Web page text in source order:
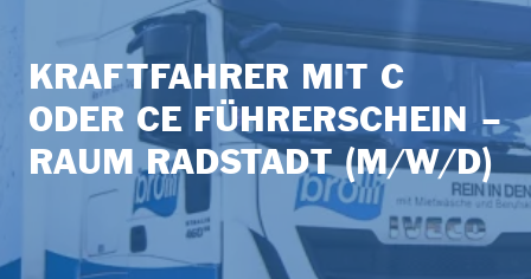
KRAFTFAHRER MIT C
ODER CE FÜHRERSCHEIN –
RAUM RADSTADT (M/W/D)